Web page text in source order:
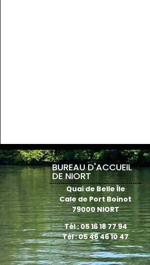
BUREAU D'ACCUEIL
DE NIORT
Quai de Belle Île
Cale de Port Boinot
79000 NIORT
Tél : 05 16 18 77 94
Tél : 05 46 46 10 47